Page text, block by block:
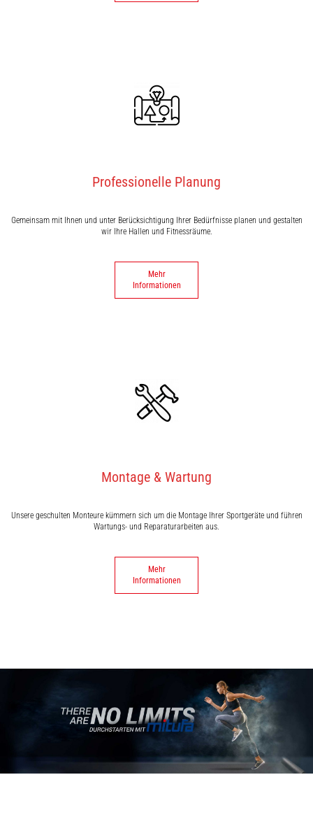
Professionelle Planung
Gemeinsam mit Ihnen und unter Berücksichtigung Ihrer Bedürfnisse planen und gestalten
wir Ihre Hallen und Fitnessräume.
Mehr
Informationen
Montage & Wartung
Unsere geschulten Monteure kümmern sich um die Montage Ihrer Sportgeräte und führen
Wartungs- und Reparaturarbeiten aus.
Mehr
Informationen